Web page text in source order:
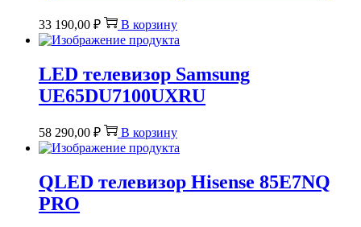
33 190,00 ₽ В корзину
LED телевизор Samsung
UE65DU7100UXRU
58 290,00 ₽ В корзину
QLED телевизор Hisense 85E7NQ
PRO